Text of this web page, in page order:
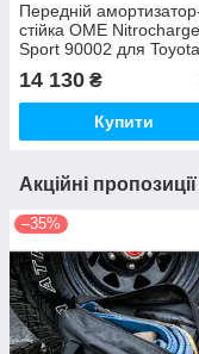
Передній
стійка OME
Sport 90002 для Toyota
Fortuner 2005-2015
14 130 ₴
Купити
Акційні
–35%